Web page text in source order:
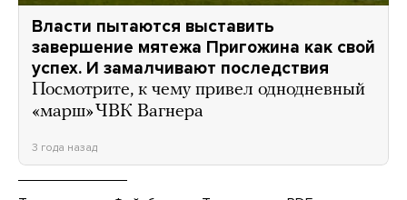
Власти пытаются выставить
завершение мятежа Пригожина как свой
успех. И замалчивают последствия
Посмотрите, к чему привел однодневный
«марш» ЧВК Вагнера
3 года назад